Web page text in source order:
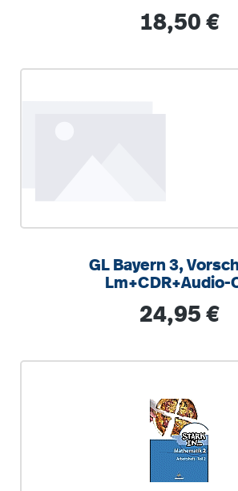
Regulärer Preis:
18,50 €
GL Bayern 3,
Lm+CDR+Audio-
Regulärer Preis:
24,95 €